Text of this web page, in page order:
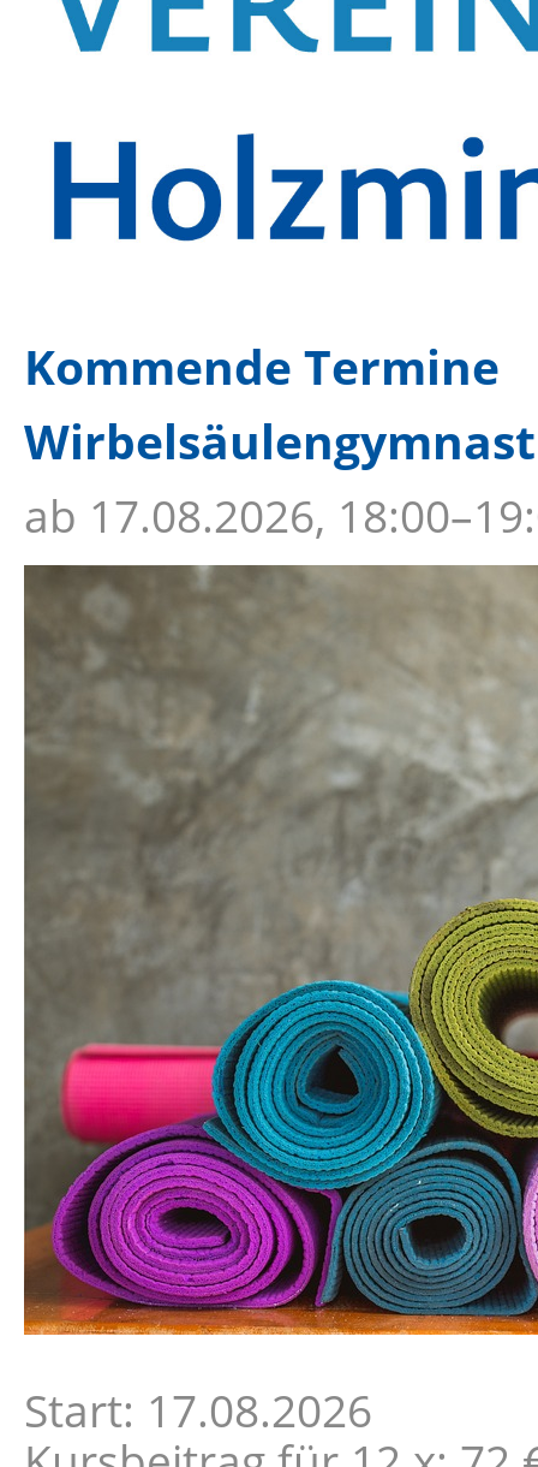
Kommende Termine
ab 17.08.2026,
Start: 17.08.2026